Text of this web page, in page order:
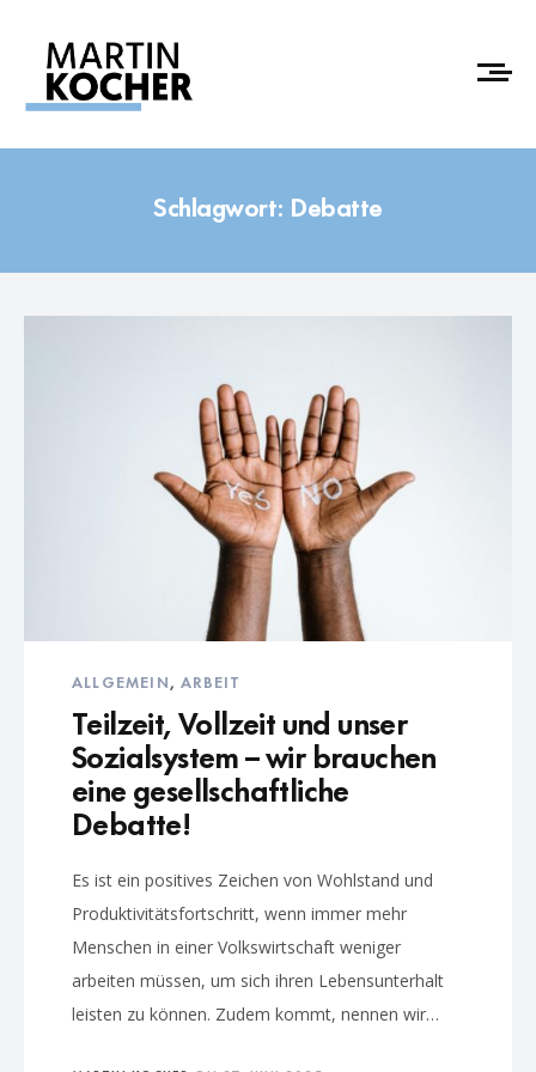
Schlagwort: Debatte
ALLGEMEIN,ARBEIT
Teilzeit, Vollzeit und unser
Sozialsystem – wir brauchen
eine gesellschaftliche
Debatte!
Es ist ein positives Zeichen von Wohlstand und
Produktivitätsfortschritt, wenn immer mehr
Menschen in einer Volkswirtschaft weniger
arbeiten müssen, um sich ihren Lebensunterhalt
leisten zu können. Zudem kommt, nennen wir…